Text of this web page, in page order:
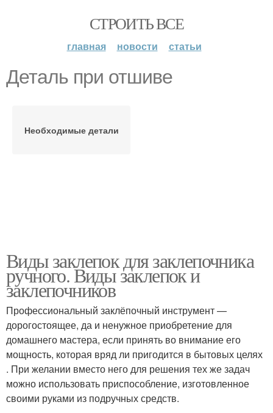
СТРОИТЬ ВСЕ
главная новости статьи
Деталь при отшиве
Необходимые детали
Виды заклепок для заклепочника
ручного. Виды заклепок и
заклепочников
Профессиональный заклёпочный инструмент —
дорогостоящее, да и ненужное приобретение для
домашнего мастера, если принять во внимание его
мощность, которая вряд ли пригодится в бытовых целях
. При желании вместо него для решения тех же задач
можно использовать приспособление, изготовленное
своими руками из подручных средств.